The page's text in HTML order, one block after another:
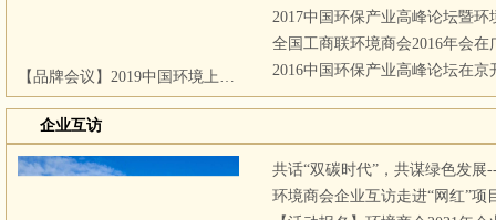
【品牌会议】2019中国环境上市公司峰会盛大开幕
全国工商联环境商会2016年会在
2016中国环保产业高峰论坛在京
企业互访
环境商会企业互访走进“网红”